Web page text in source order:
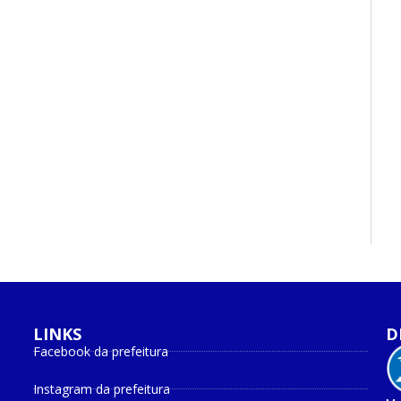
LINKS
Facebook da prefeitura
Instagram da prefeitura